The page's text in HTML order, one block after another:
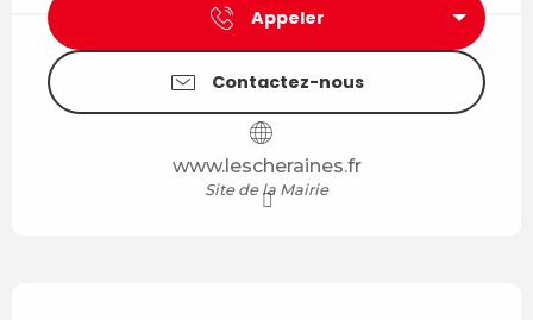
Appeler
Contactez-nous
www.lescheraines.fr
Site de la Mairie